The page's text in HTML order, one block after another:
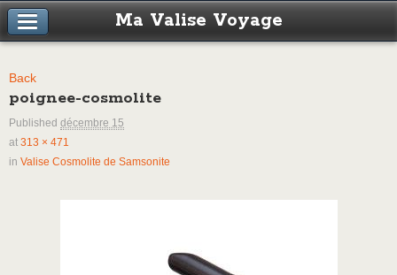
Ma Valise Voyage
Back
poignee-cosmolite
Published décembre 15
at 313 × 471
in Valise Cosmolite de Samsonite